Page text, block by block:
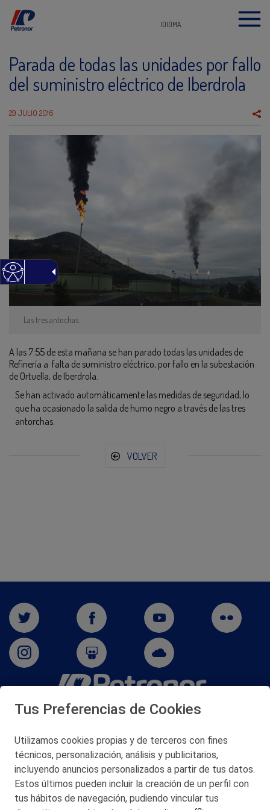
IDIOMA
Parada de todas las unidades por fallo
del suministro eléctrico de Iberdrola
29 JULIO 2016
Las tres antochas.
A las 7:55 de esta mañana se han parado todas las unidades de
Refinería a falta de suministro eléctrico, por fallo en la subestación
de Ortuella, de Iberdrola.
Se han activado automáticamente las medidas de seguridad, lo
que ha ocasionado la salida de humo negro a través de las tres
antorchas.
VOLVER
San Martín 5-Edificio Muñatones,
© 2026 Petronor S.A.
Tus Preferencias de Cookies
Utilizamos cookies propias y de terceros con fines
técnicos, personalización, análisis y publicitarios,
incluyendo anuncios personalizados a partir de tus datos.
Estos últimos pueden incluir la creación de un perfil con
tus hábitos de navegación, pudiendo vincular tus